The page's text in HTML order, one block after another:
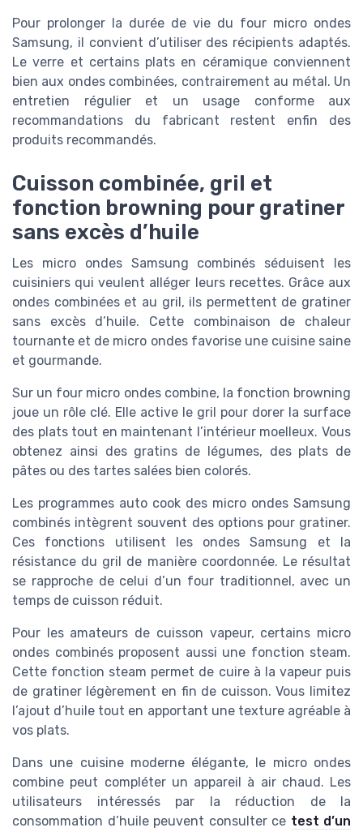
Pour prolonger la durée de vie du four micro ondes
Samsung, il convient d’utiliser des récipients adaptés.
Le verre et certains plats en céramique conviennent
bien aux ondes combinées, contrairement au métal. Un
entretien régulier et un usage conforme aux
recommandations du fabricant restent enfin des
produits recommandés.
Cuisson combinée, gril et
fonction browning pour gratiner
sans excès d’huile
Les micro ondes Samsung combinés séduisent les
cuisiniers qui veulent alléger leurs recettes. Grâce aux
ondes combinées et au gril, ils permettent de gratiner
sans excès d’huile. Cette combinaison de chaleur
tournante et de micro ondes favorise une cuisine saine
et gourmande.
Sur un four micro ondes combine, la fonction browning
joue un rôle clé. Elle active le gril pour dorer la surface
des plats tout en maintenant l’intérieur moelleux. Vous
obtenez ainsi des gratins de légumes, des plats de
pâtes ou des tartes salées bien colorés.
Les programmes auto cook des micro ondes Samsung
combinés intègrent souvent des options pour gratiner.
Ces fonctions utilisent les ondes Samsung et la
résistance du gril de manière coordonnée. Le résultat
se rapproche de celui d’un four traditionnel, avec un
temps de cuisson réduit.
Pour les amateurs de cuisson vapeur, certains micro
ondes combinés proposent aussi une fonction steam.
Cette fonction steam permet de cuire à la vapeur puis
de gratiner légèrement en fin de cuisson. Vous limitez
l’ajout d’huile tout en apportant une texture agréable à
vos plats.
Dans une cuisine moderne élégante, le micro ondes
combine peut compléter un appareil à air chaud. Les
utilisateurs intéressés par la réduction de la
consommation d’huile peuvent consulter ce test d’un